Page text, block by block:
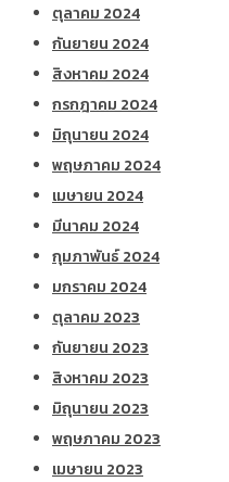
ตุลาคม 2024
กันยายน 2024
สิงหาคม 2024
กรกฎาคม 2024
มิถุนายน 2024
พฤษภาคม 2024
เมษายน 2024
มีนาคม 2024
กุมภาพันธ์ 2024
มกราคม 2024
ตุลาคม 2023
กันยายน 2023
สิงหาคม 2023
มิถุนายน 2023
พฤษภาคม 2023
เมษายน 2023